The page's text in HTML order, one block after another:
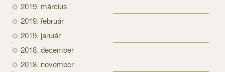
2019. március
2019. február
2019. január
2018. december
2018. november